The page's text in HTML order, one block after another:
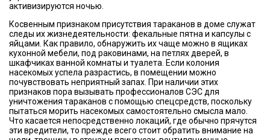
активизируются ночью.
Косвенным признаком присутствия тараканов в доме служат
следы их жизнедеятельности: фекальные пятна и капсулы с
яйцами. Как правило, обнаружить их чаще можно в ящиках
кухонной мебели, под раковинами, на петлях дверей, в
шкафчиках ванной комнаты и туалета. Если колония
насекомых успела разрастись, в помещении можно
почувствовать неприятный запах. При наличии этих
признаков пора вызывать профессионалов СЭС для
уничтожения тараканов с помощью спецсредств, поскольку
пытаться морить насекомых самостоятельно смысла мало.
Что касается непосредственно локаций, где обычно прячутся
эти вредители, то прежде всего стоит обратить внимание на